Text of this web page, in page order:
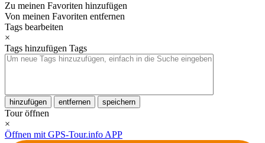
Zu meinen Favoriten hinzufügen
Von meinen Favoriten entfernen
Tags bearbeiten
×
Tags hinzufügen Tags
hinzufügen entfernen speichern
Tour öffnen
×
Öffnen mit GPS-Tour.info APP